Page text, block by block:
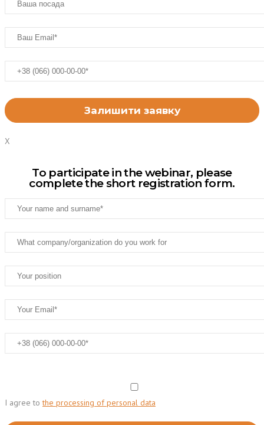
X
To participate in the webinar, please
complete the short registration form.
I agree tothe processing of personal data